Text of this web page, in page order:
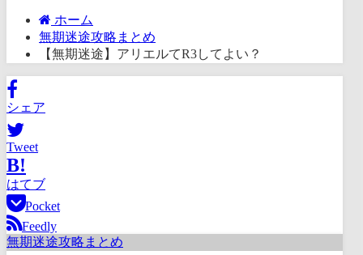
ホーム
無期迷途攻略まとめ
【無期迷途】アリエルてR3してよい？
シェア
Tweet
B!
はてブ
Pocket
Feedly
無期迷途攻略まとめ